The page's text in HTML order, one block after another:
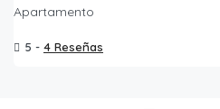
Apartamento
5 - 4 Reseñas